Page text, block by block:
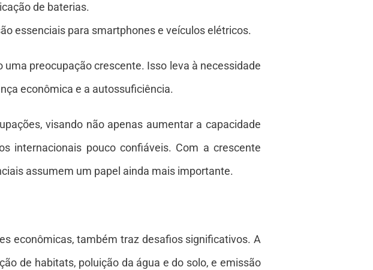
de baterias.
essenciais para smartphones e veículos elétricos.
preocupação crescente. Isso leva à necessidade
econômica e a autossuficiência.
visando não apenas aumentar a capacidade
internacionais pouco confiáveis. Com a crescente
assumem um papel ainda mais importante.
econômicas, também traz desafios significativos. A
de habitats, poluição da água e do solo, e emissão